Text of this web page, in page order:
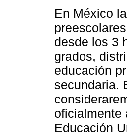
En México
desde los 3
grados,
educación
secundaria.
oficialmente
Educación